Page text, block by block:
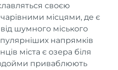
своєю
місцями, де є
шумного міського
напрямків
міста є озера біля
приваблюють